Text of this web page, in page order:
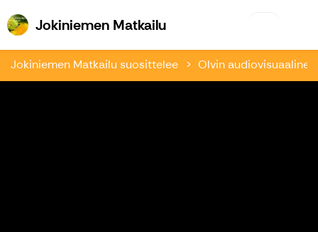
Jokiniemen MatkailuJokiniemen Matkailu
Jokiniemen Matkailu suosittelee Olvin